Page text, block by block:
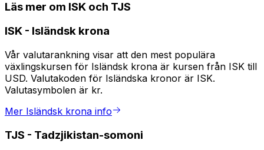
Läs mer om ISK och TJS
ISK - Isländsk krona
Vår valutarankning visar att den mest populära
växlingskursen för Isländsk krona är kursen från ISK till
USD. Valutakoden för Isländska kronor är ISK.
Valutasymbolen är kr.
Mer Isländsk krona info
TJS - Tadzjikistan-somoni